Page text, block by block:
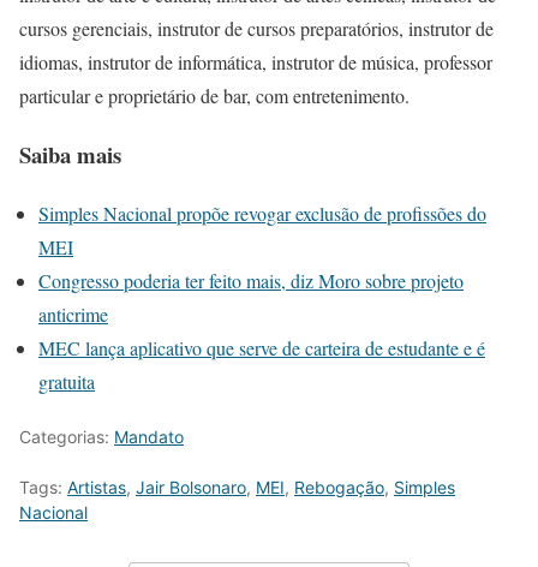
cursos gerenciais, instrutor de cursos preparatórios, instrutor de
idiomas, instrutor de informática, instrutor de música, professor
particular e proprietário de bar, com entretenimento.
Saiba mais
Simples Nacional propõe revogar exclusão de profissões do
MEI
Congresso poderia ter feito mais, diz Moro sobre projeto
anticrime
MEC lança aplicativo que serve de carteira de estudante e é
gratuita
Categorias: Mandato
Tags: Artistas, Jair Bolsonaro, MEI, Rebogação, Simples
Nacional